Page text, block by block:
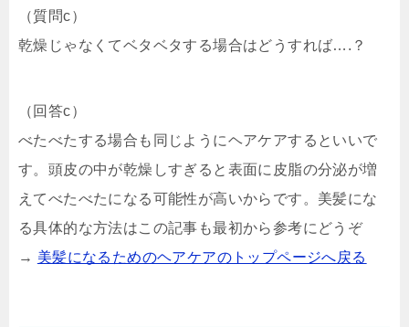
（質問c）
乾燥じゃなくてベタベタする場合はどうすれば….？
（回答c）
べたべたする場合も同じようにヘアケアするといいで
す。頭皮の中が乾燥しすぎると表面に皮脂の分泌が増
えてべたべたになる可能性が高いからです。美髪にな
る具体的な方法はこの記事も最初から参考にどうぞ
→ 美髪になるためのヘアケアのトップページへ戻る